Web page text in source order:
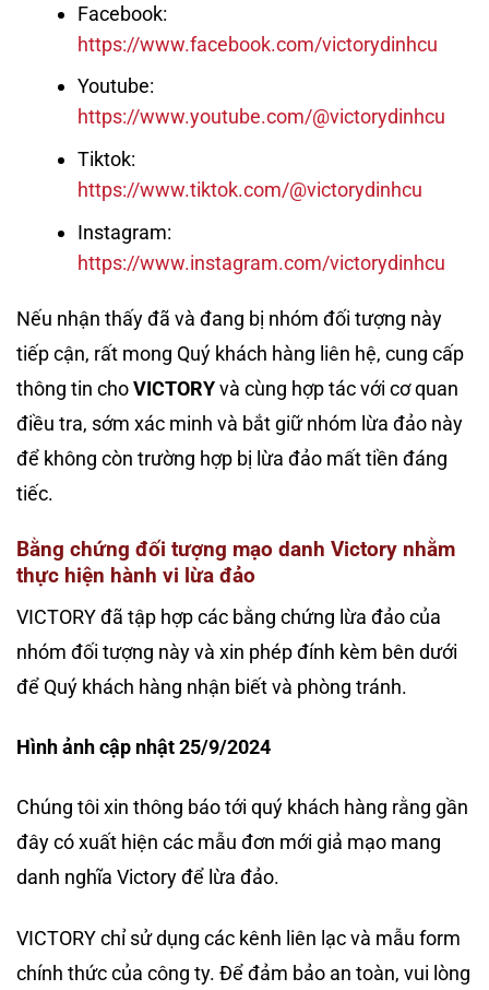
Facebook:
https://www.facebook.com/victorydinhcu
Youtube:
https://www.youtube.com/@victorydinhcu
Tiktok:
https://www.tiktok.com/@victorydinhcu
Instagram:
https://www.instagram.com/victorydinhcu
Nếu nhận thấy đã và đang bị nhóm đối tượng này
tiếp cận, rất mong Quý khách hàng liên hệ, cung cấp
thông tin choVICTORYvà cùng hợp tác với cơ quan
điều tra, sớm xác minh và bắt giữ nhóm lừa đảo này
để không còn trường hợp bị lừa đảo mất tiền đáng
tiếc.
Bằng chứng đối tượng mạo danh Victory nhằm
thực hiện hành vi lừa đảo
VICTORY đã tập hợp các bằng chứng lừa đảo của
nhóm đối tượng này và xin phép đính kèm bên dưới
để Quý khách hàng nhận biết và phòng tránh.
Hình ảnh cập nhật 25/9/2024
Chúng tôi xin thông báo tới quý khách hàng rằng gần
đây có xuất hiện các mẫu đơn mới giả mạo mang
danh nghĩa Victory để lừa đảo.
VICTORY chỉ sử dụng các kênh liên lạc và mẫu form
chính thức của công ty. Để đảm bảo an toàn, vui lòng